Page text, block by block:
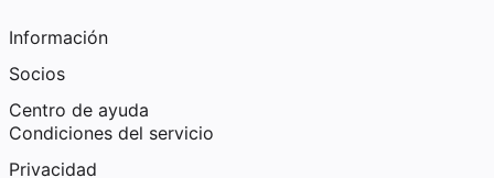
Información
Socios
Centro de ayuda
Condiciones del servicio
Privacidad